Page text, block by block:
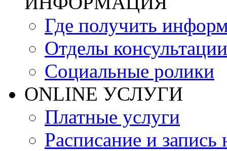
Где получить
Отделы консультации
Социальные ролики
ONLINE УСЛУГИ
Платные услуги
Расписание и запись